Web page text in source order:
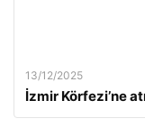
13/12/2025
İzmir Körfezi’ne